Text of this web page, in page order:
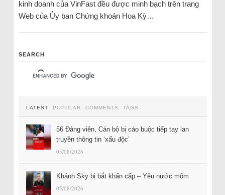
kinh doanh của VinFast đều được minh bạch trên trang
Web của Ủy ban Chứng khoán Hoa Kỳ…
SEARCH
LATEST POPULAR COMMENTS TAGS
56 Đảng viên, Cán bộ bị cáo buộc tiếp tay lan
truyền thông tin ‘xấu độc’
05/08/2026
Khánh Sky bị bắt khẩn cấp – Yêu nước mõm
05/08/2026